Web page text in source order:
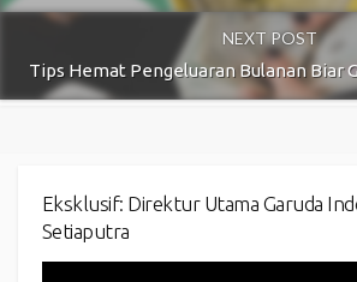
NEXT POST
Tips Hemat Pengeluaran Bulanan Biar
Eksklusif: Direktur Utama Garuda
Setiaputra